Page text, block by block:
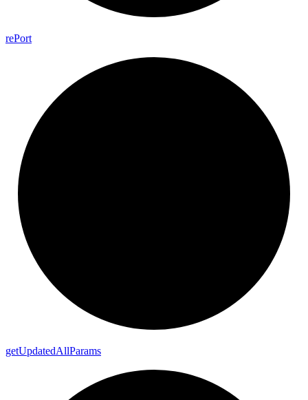
rePort
getUpdatedAllParams